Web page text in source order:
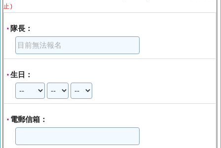
止)
* 隊長：
* 生日：
* 電郵信箱：